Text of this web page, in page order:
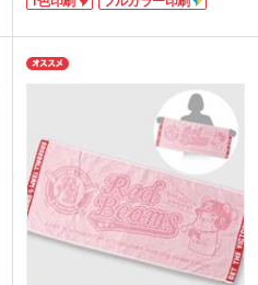
仕分けポーチに大人気。水に強いPVC素
す。
表面にはオリジナル印刷が可能。キャラ
クターやブランドロゴを印刷すればオリ
ジナルティの高いグッズが制作できま
す。ファスナー部分は、テーマカラーに
合わせて選べる豊富なカラー展開！キャ
ラクターグッズを入れたセット販売にも
おすすめです。